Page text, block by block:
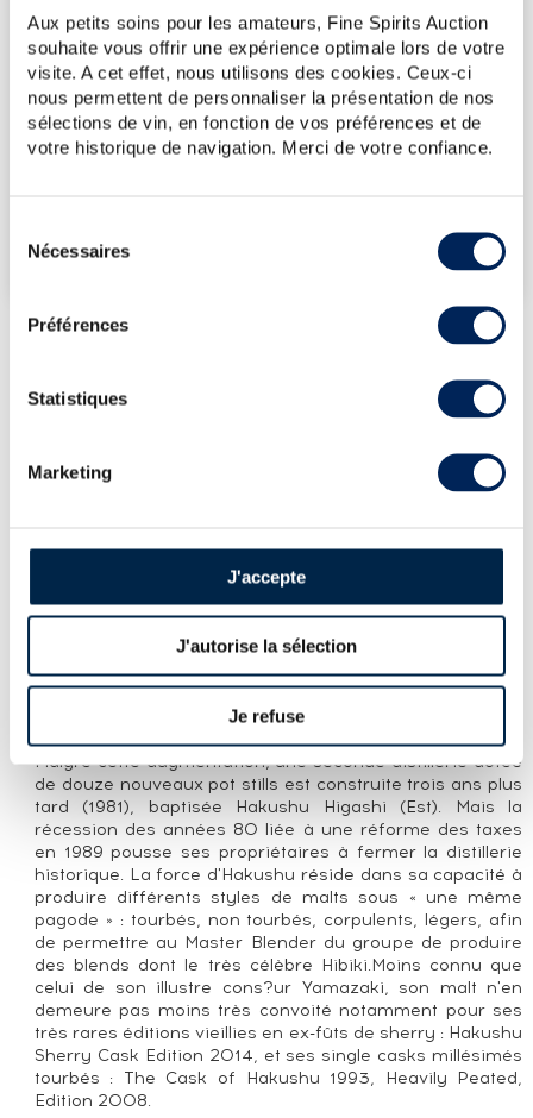
Aux petits soins pour les amateurs, Fine Spirits Auction
souhaite vous offrir une expérience optimale lors de votre
visite. A cet effet, nous utilisons des cookies. Ceux-ci
nous permettent de personnaliser la présentation de nos
sélections de vin, en fonction de vos préférences et de
votre historique de navigation. Merci de votre confiance.
Nécessaires
Préférences
Statistiques
Marketing
J'accepte
J'autorise la sélection
Je refuse
14/11/2025
2 384€
24/01/2025
2 384€
24/01/2025
2 384€
08/12/2023
2 860€
PRÉSENTATION DU LOT
LA CUVÉE
ans, très recherché par les amateurs de whisky japonais.
LA DISTILLERIE HAKUSHU
Japon, Yamanashi. Distillerie en production. Propriété de
Construite en 1973 au coeur d'une forêt subtropicale,
Hakushu vit rapidement sa capacité de production
doubler pour accueillir, en 1978, 12 paires d'alambics.
Malgré cette augmentation, une seconde distillerie dotée
de douze nouveaux pot stills est construite trois ans plus
tard (1981), baptisée Hakushu Higashi (Est). Mais la
récession des années 80 liée à une réforme des taxes
en 1989 pousse ses propriétaires à fermer la distillerie
historique. La force d'Hakushu réside dans sa capacité à
produire différents styles de malts sous « une même
pagode » : tourbés, non tourbés, corpulents, légers, afin
de permettre au Master Blender du groupe de produire
des blends dont le très célèbre Hibiki.Moins connu que
celui de son illustre cons?ur Yamazaki, son malt n'en
demeure pas moins très convoité notamment pour ses
très rares éditions vieillies en ex-fûts de sherry : Hakushu
Sherry Cask Edition 2014, et ses single casks millésimés
tourbés : The Cask of Hakushu 1993, Heavily Peated,
Edition 2008.